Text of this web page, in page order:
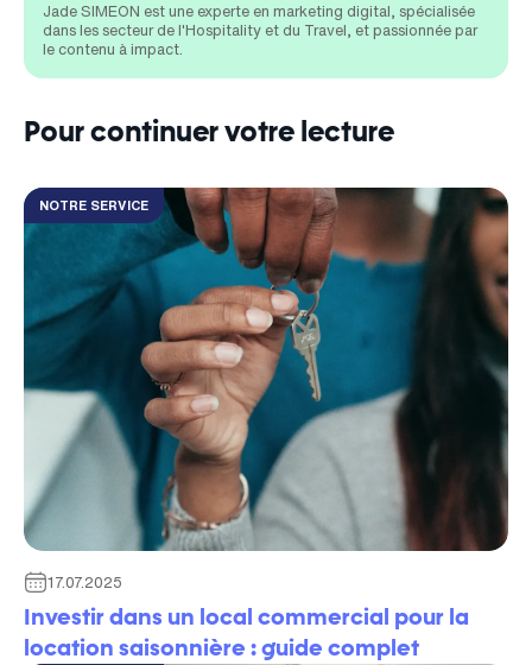
Jade SIMEON est une experte en marketing digital, spécialisée
dans les secteur de l'Hospitality et du Travel, et passionnée par
le contenu à impact.
Pour continuer votre lecture
NOTRE SERVICE
17.07.2025
Investir dans un local commercial pour la
location saisonnière : guide complet